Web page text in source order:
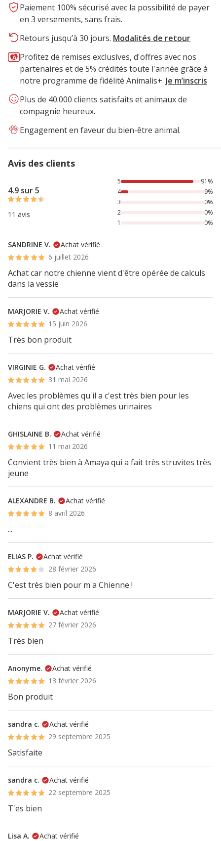
Paiement 100% sécurisé avec la possibilité de payer
en 3 versements, sans frais.
Retours jusqu’à 30 jours. Modalités de retour
Profitez de remises exclusives, d'offres avec nos
partenaires et de 5% crédités toute l'année grâce à
notre programme de fidélité Animalis+. Je m’inscris
Plus de 40.000 clients satisfaits et animaux de
compagnie heureux.
Engagement en faveur du bien-être animal.
Avis des clients
4.9 sur 5
11 avis
91% des personnes lont noté avec {1} étoiles, 9% des
5
91%
4
9%
3
0%
2
0%
1
0%
SANDRINE V.
Achat vérifié
6 juillet 2026
Achat car notre chienne vient d'être opérée de calculs
dans la vessie
MARJORIE V.
Achat vérifié
15 juin 2026
Très bon produit
VIRGINIE G.
Achat vérifié
31 mai 2026
Avec les problèmes qu'il a c'est très bien pour les
chiens qui ont des problèmes urinaires
GHISLAINE B.
Achat vérifié
11 mai 2026
Convient très bien à Amaya qui a fait très struvites très
jeune
ALEXANDRE B.
Achat vérifié
8 avril 2026
...
ELIAS P.
Achat vérifié
28 février 2026
C'est très bien pour m'a Chienne !
MARJORIE V.
Achat vérifié
27 février 2026
Très bien
Anonyme.
Achat vérifié
13 février 2026
Bon produit
sandra c.
Achat vérifié
29 septembre 2025
Satisfaite
sandra c.
Achat vérifié
22 septembre 2025
T'es bien
Lisa A.
Achat vérifié